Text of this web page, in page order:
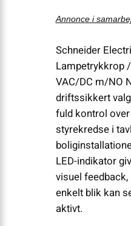
Annonce i
Schneider
Lampetrykkrop
VAC/DC m/NO
driftssikkert
fuld kontrol
styrekredse i
LED-indikator
visuel
enkelt blik kan
aktivt.